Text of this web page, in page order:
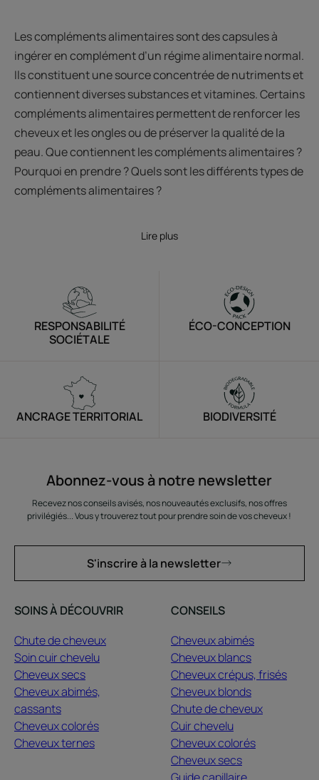
Les compléments alimentaires sont des capsules à
ingérer en complément d’un régime alimentaire normal.
Ils constituent une source concentrée de nutriments et
contiennent diverses substances et vitamines. Certains
compléments alimentaires permettent de renforcer les
cheveux et les ongles ou de préserver la qualité de la
peau. Que contiennent les compléments alimentaires ?
Pourquoi en prendre ? Quels sont les différents types de
compléments alimentaires ?
Lire plus
RESPONSABILITÉ
SOCIÉTALE
ÉCO-CONCEPTION
ANCRAGE TERRITORIAL BIODIVERSITÉ
Abonnez-vous à notre newsletter
Recevez nos conseils avisés, nos nouveautés exclusifs, nos offres
privilégiés... Vous y trouverez tout pour prendre soin de vos cheveux !
S'inscrire à la newsletter
SOINS À DÉCOUVRIR
Chute de cheveux
Soin cuir chevelu
Cheveux secs
Cheveux abimés,
cassants
Cheveux colorés
Cheveux ternes
CONSEILS
Cheveux abimés
Cheveux blancs
Cheveux crépus, frisés
Cheveux blonds
Chute de cheveux
Cuir chevelu
Cheveux colorés
Cheveux secs